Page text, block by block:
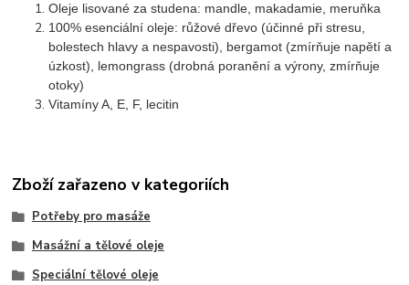
Oleje lisované za studena: mandle, makadamie, meruňka
100% esenciální oleje: růžové dřevo (účinné při stresu,
bolestech hlavy a nespavosti), bergamot (zmírňuje napětí a
úzkost), lemongrass (drobná poranění a výrony, zmírňuje
otoky)
Vitamíny A, E, F, lecitin
Zboží zařazeno v kategoriích
Potřeby pro masáže
Masážní a tělové oleje
Speciální tělové oleje